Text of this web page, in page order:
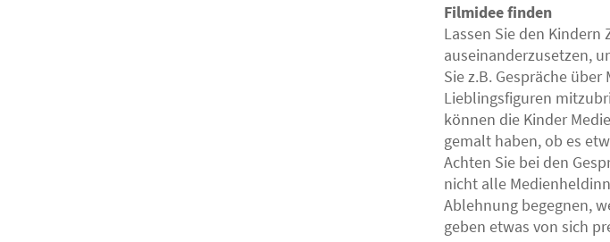
Filmidee finden
Lassen Sie den
auseinanderzusetzen,
Sie z.B. Gespräche
Lieblingsfiguren
können die Kinder
gemalt haben, ob es
Achten Sie bei den
nicht alle
Ablehnung begegnen,
geben etwas von sich